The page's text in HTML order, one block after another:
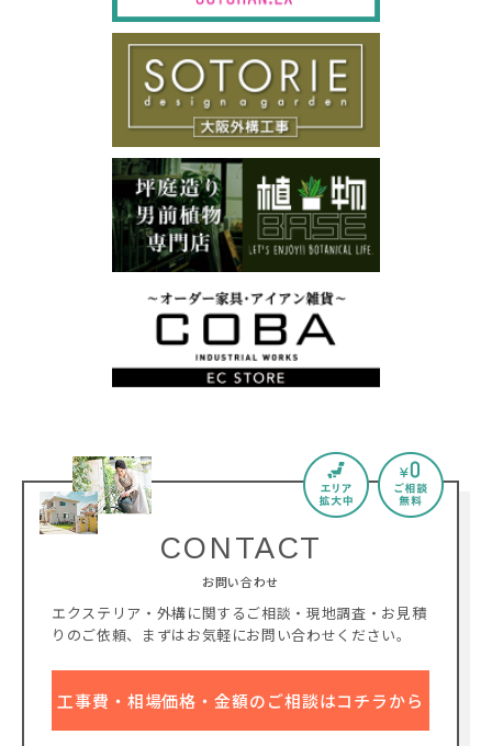
CONTACT
お問い合わせ
エクステリア・外構に関するご相談・現地調査・お見積
りのご依頼、
まずはお気軽にお問い合わせください。
工事費・相場価格・金額のご相談はコチラから